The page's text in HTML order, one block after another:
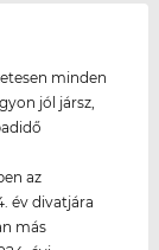
minden
jól jársz,
az
év divatjára
más